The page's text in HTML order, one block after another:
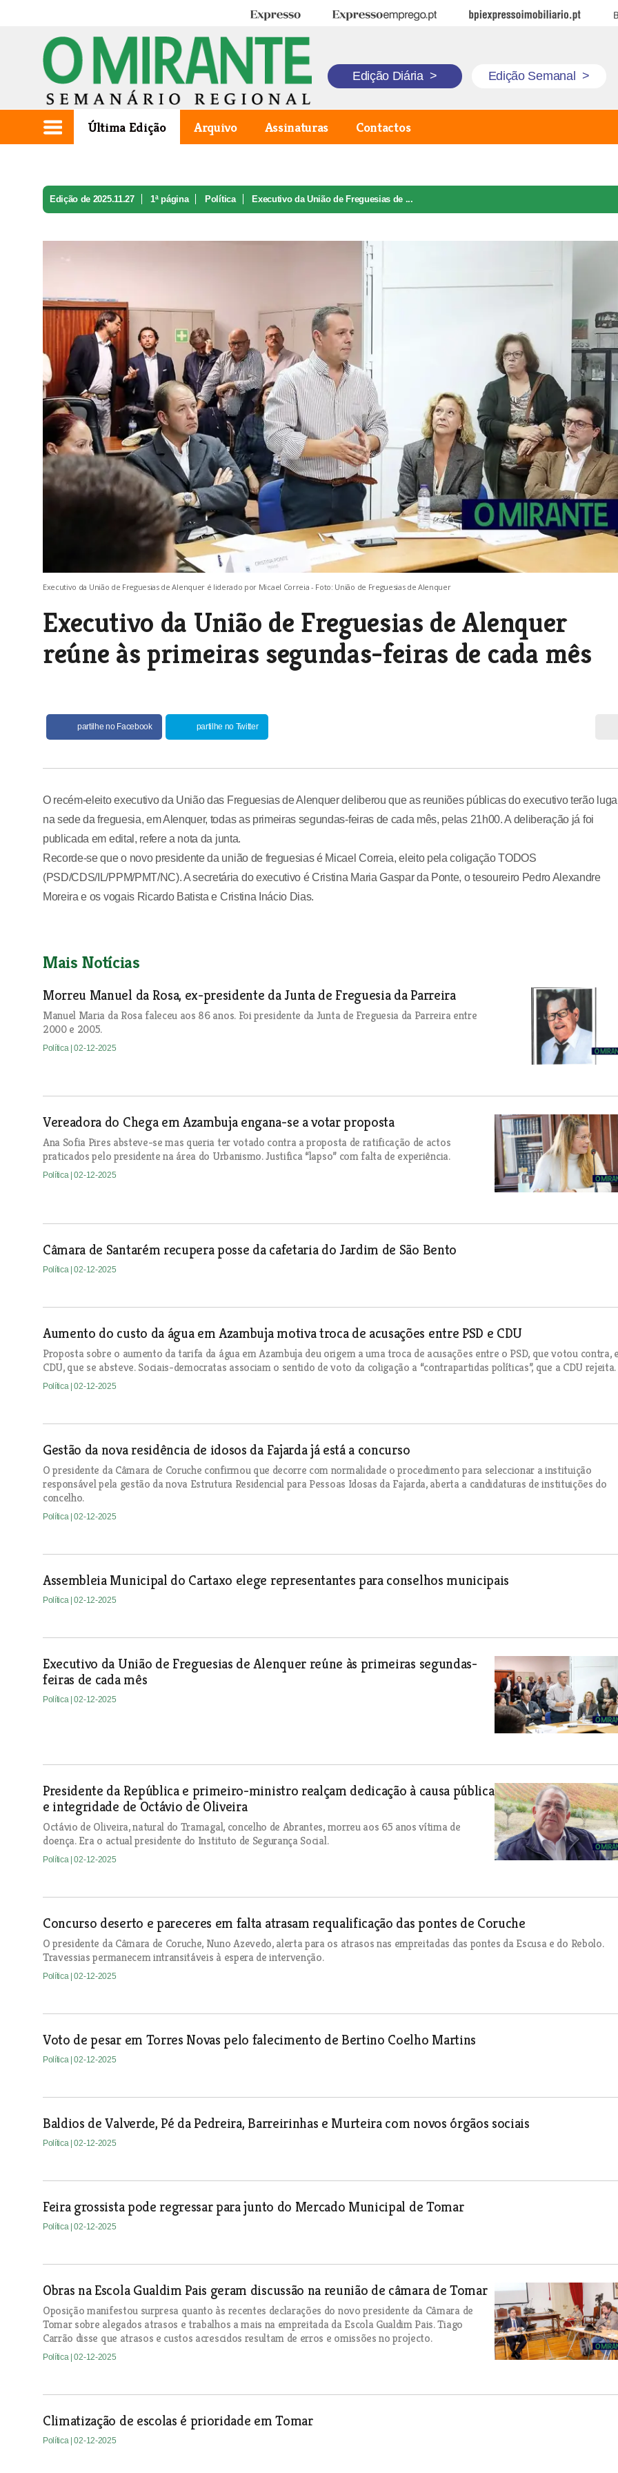
Expresso Expresso Emprego BPI Expresso Imobiliário
Edição Diária > Edição Semanal >
Última Edição Arquivo Assinaturas Contactos
Edição de 2025.11.27 1ª página Política Executivo da União de Freguesias de ...
Executivo da União de Freguesias de Alenquer é liderado por Micael Correia - Foto: União de Freguesias de Alenquer
Executivo da União de Freguesias de Alenquer
reúne às primeiras segundas-feiras de cada mês
partilhe no Facebook partilhe no Twitter
O recém-eleito executivo da União das Freguesias de Alenquer deliberou que as reuniões públicas do executivo terão
na sede da freguesia, em Alenquer, todas as primeiras segundas-feiras de cada mês, pelas 21h00. A deliberação já foi
publicada em edital, refere a nota da junta.
Recorde-se que o novo presidente da união de freguesias é Micael Correia, eleito pela coligação TODOS
(PSD/CDS/IL/PPM/PMT/NC). A secretária do executivo é Cristina Maria Gaspar da Ponte, o tesoureiro Pedro Alexandre
Moreira e os vogais Ricardo Batista e Cristina Inácio Dias.
Mais Notícias
Morreu Manuel da Rosa, ex-presidente da Junta de Freguesia da Parreira
Manuel Maria da Rosa faleceu aos 86 anos. Foi presidente da Junta de Freguesia da Parreira entre
2000 e 2005.
Política | 02-12-2025
Vereadora do Chega em Azambuja engana-se a votar proposta
Ana Sofia Pires absteve-se mas queria ter votado contra a proposta de ratificação de actos
praticados pelo presidente na área do Urbanismo. Justifica “lapso” com falta de experiência.
Política | 02-12-2025
Câmara de Santarém recupera posse da cafetaria do Jardim de São Bento
Política | 02-12-2025
Aumento do custo da água em Azambuja motiva troca de acusações entre PSD e CDU
Proposta sobre o aumento da tarifa da água em Azambuja deu origem a uma troca de acusações entre o PSD, que votou contra,
CDU, que se absteve. Sociais-democratas associam o sentido de voto da coligação a “contrapartidas políticas”, que a CDU rejeita.
Política | 02-12-2025
Gestão da nova residência de idosos da Fajarda já está a concurso
O presidente da Câmara de Coruche confirmou que decorre com normalidade o procedimento para seleccionar a instituição
responsável pela gestão da nova Estrutura Residencial para Pessoas Idosas da Fajarda, aberta a candidaturas de instituições do
concelho.
Política | 02-12-2025
Assembleia Municipal do Cartaxo elege representantes para conselhos municipais
Política | 02-12-2025
Executivo da União de Freguesias de Alenquer reúne às primeiras segundas-
feiras de cada mês
Política | 02-12-2025
Presidente da República e primeiro-ministro realçam dedicação à causa pública
e integridade de Octávio de Oliveira
Octávio de Oliveira, natural do Tramagal, concelho de Abrantes, morreu aos 65 anos vítima de
doença. Era o actual presidente do Instituto de Segurança Social.
Política | 02-12-2025
Concurso deserto e pareceres em falta atrasam requalificação das pontes de Coruche
O presidente da Câmara de Coruche, Nuno Azevedo, alerta para os atrasos nas empreitadas das pontes da Escusa e do Rebolo.
Travessias permanecem intransitáveis à espera de intervenção.
Política | 02-12-2025
Voto de pesar em Torres Novas pelo falecimento de Bertino Coelho Martins
Política | 02-12-2025
Baldios de Valverde, Pé da Pedreira, Barreirinhas e Murteira com novos órgãos sociais
Política | 02-12-2025
Feira grossista pode regressar para junto do Mercado Municipal de Tomar
Política | 02-12-2025
Obras na Escola Gualdim Pais geram discussão na reunião de câmara de Tomar
Oposição manifestou surpresa quanto às recentes declarações do novo presidente da Câmara de
Tomar sobre alegados atrasos e trabalhos a mais na empreitada da Escola Gualdim Pais. Tiago
Carrão disse que atrasos e custos acrescidos resultam de erros e omissões no projecto.
Política | 02-12-2025
Climatização de escolas é prioridade em Tomar
Política | 02-12-2025